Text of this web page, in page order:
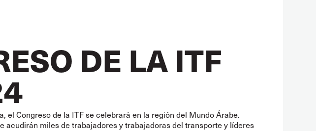
DE LA ITF
el Congreso de la ITF se celebrará en la región del Mundo Árabe.
acudirán miles de trabajadores y trabajadoras del transporte y líderes